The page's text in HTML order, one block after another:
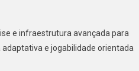
e infraestrutura avançada para
e jogabilidade orientada